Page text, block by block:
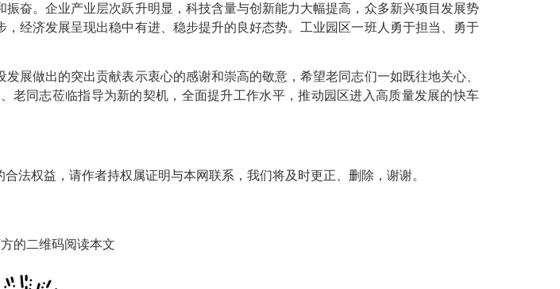
奋。企业产业层次跃升明显，科技含量与创新能力大幅提高，众多新兴项目发展势
经济发展呈现出稳中有进、稳步提升的良好态势。工业园区一班人勇于担当、勇于
展做出的突出贡献表示衷心的感谢和崇高的敬意，希望老同志们一如既往地关心、
老同志莅临指导为新的契机，全面提升工作水平，推动园区进入高质量发展的快车
法权益，请作者持权属证明与本网联系，我们将及时更正、删除，谢谢。
的二维码阅读本文